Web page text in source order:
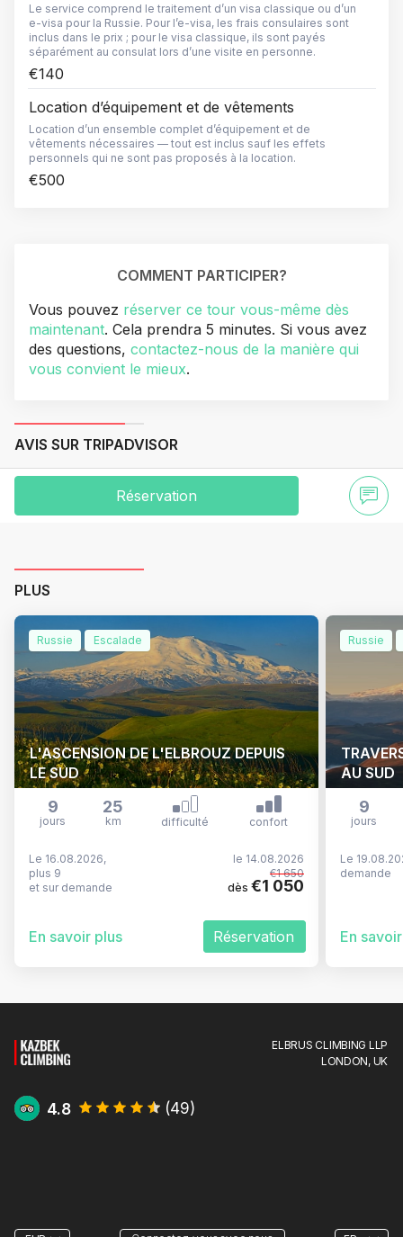
Le service comprend le traitement d’un visa classique ou d’un
e-visa pour la Russie. Pour l’e-visa, les frais consulaires sont
inclus dans le prix ; pour le visa classique, ils sont payés
séparément au consulat lors d’une visite en personne.
€140
Location d’équipement et de vêtements
Location d’un ensemble complet d’équipement et de
vêtements nécessaires — tout est inclus sauf les effets
personnels qui ne sont pas proposés à la location.
€500
COMMENT PARTICIPER?
Vous pouvez réserver ce tour vous-même dès
maintenant. Cela prendra 5 minutes. Si vous avez
des questions, contactez-nous de la manière qui
vous convient le mieux.
AVIS SUR TRIPADVISOR
Réservation
PLUS
Russie Escalade
L'ASCENSION DE L'ELBROUZ DEPUIS
LE SUD
9
jours
25
km difficulté confort
Le 16.08.2026,
plus 9
et sur demande
le 14.08.2026
€1 650
dès €1 050
En savoir plus Réservation
Russie
AU SUD
9
jours
Le
demande
En
ELBRUS CLIMBING LLP
LONDON, UK
4.8 (49)